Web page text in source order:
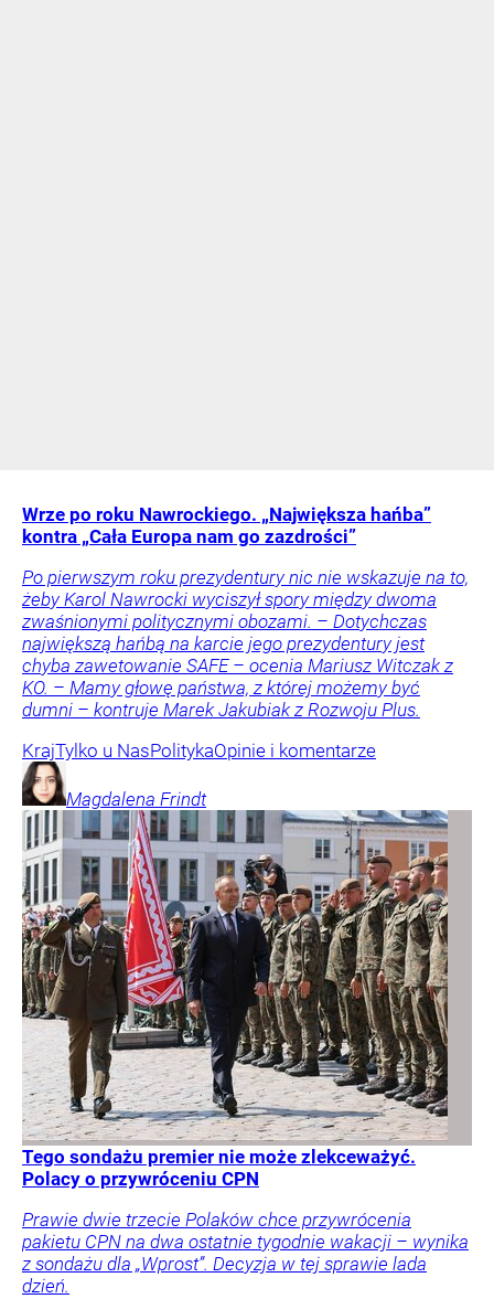
Wrze po roku Nawrockiego. „Największa hańba”
kontra „Cała Europa nam go zazdrości”
Po pierwszym roku prezydentury nic nie wskazuje na to,
żeby Karol Nawrocki wyciszył spory między dwoma
zwaśnionymi politycznymi obozami. – Dotychczas
największą hańbą na karcie jego prezydentury jest
chyba zawetowanie SAFE – ocenia Mariusz Witczak z
KO. – Mamy głowę państwa, z której możemy być
dumni – kontruje Marek Jakubiak z Rozwoju Plus.
KrajTylko u NasPolitykaOpinie i komentarze
Magdalena Frindt
Tego sondażu premier nie może zlekceważyć.
Polacy o przywróceniu CPN
Prawie dwie trzecie Polaków chce przywrócenia
pakietu CPN na dwa ostatnie tygodnie wakacji – wynika
z sondażu dla „Wprost”. Decyzja w tej sprawie lada
dzień.